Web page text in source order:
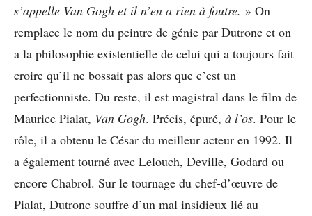
s’appelle Van Gogh et il n’en a rien à foutre. » On
remplace le nom du peintre de génie par Dutronc et on
a la philosophie existentielle de celui qui a toujours fait
croire qu’il ne bossait pas alors que c’est un
perfectionniste. Du reste, il est magistral dans le film de
Maurice Pialat, Van Gogh. Précis, épuré, à l’os. Pour le
rôle, il a obtenu le César du meilleur acteur en 1992. Il
a également tourné avec Lelouch, Deville, Godard ou
encore Chabrol. Sur le tournage du chef-d’œuvre de
Pialat, Dutronc souffre d’un mal insidieux lié au